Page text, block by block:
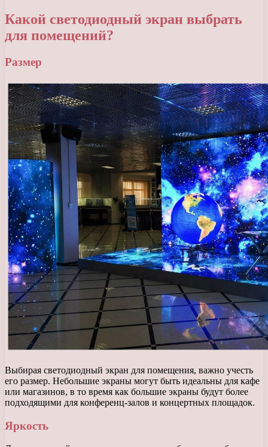
Какой светодиодный экран выбрать
для помещений?
Размер
Выбирая светодиодный экран для помещения, важно учесть
его размер. Небольшие экраны могут быть идеальны для кафе
или магазинов, в то время как большие экраны будут более
подходящими для конференц-залов и концертных площадок.
Яркость